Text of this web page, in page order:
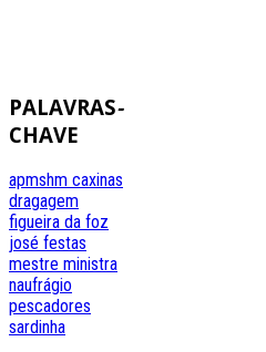
PALAVRAS-
CHAVE
apmshm caxinas
dragagem
figueira da foz
josé festas
mestre ministra
naufrágio
pescadores
sardinha